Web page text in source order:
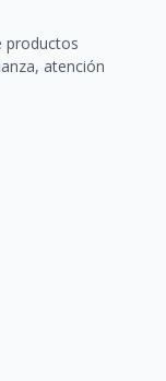
productos
atención